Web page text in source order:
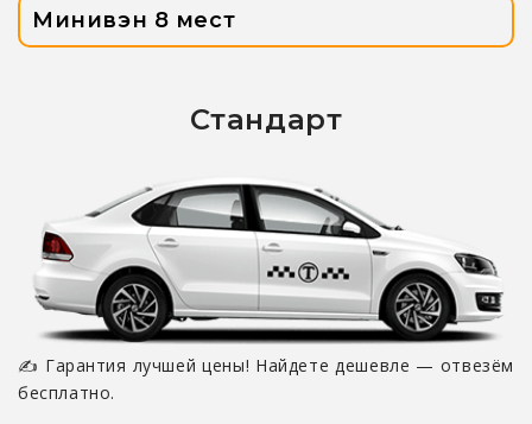
Минивэн 8 мест
Стандарт
✍ Гарантия лучшей цены! Найдете дешевле — отвезём
бесплатно.